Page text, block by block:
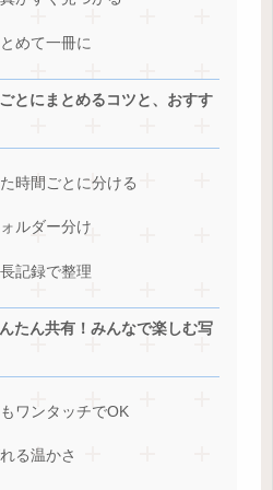
めて一冊に
とにまとめるコツと、おすす
時間ごとに分ける
ルダー分け
記録で整理
たん共有！みんなで楽しむ写
ワンタッチでOK
る温かさ